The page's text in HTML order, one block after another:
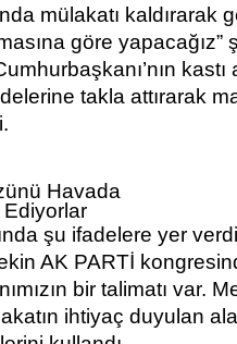
mülakatı kaldırarak
göre
takla attırarak
şu ifadelere yer
AK PARTİ
bir talimatı var.
ihtiyaç duyulan